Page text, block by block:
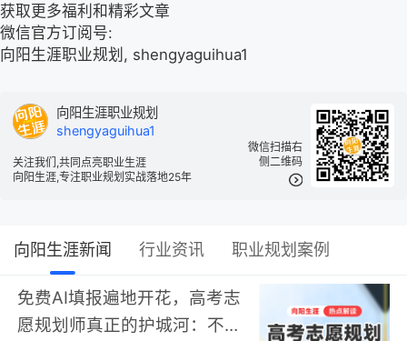
获取更多福利和精彩文章
微信官方订阅号:
向阳生涯职业规划, shengyaguihua1
微信扫描右
侧二维码
向阳生涯职业规划
shengyaguihua1
关注我们,共同点亮职业生涯
向阳生涯,专注职业规划实战落地25年
向阳生涯新闻 行业资讯 职业规划案例
免费AI填报遍地开花，高考志
愿规划师真正的护城河：不靠